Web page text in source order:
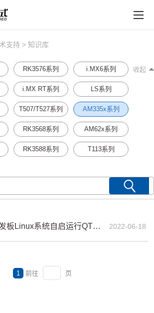
在线购买
支持> 知识库
RK3576系列 i.MX6系列
i.MX RT系列 LS系列
T507/T527系列 AM335x系列
RK3568系列 AM62x系列
RK3588系列 T113系列
收起
板Linux系统自启运行QT程
2022-06-18
1 前往 页